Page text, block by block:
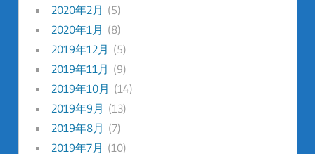
2020年2月 (5)
2020年1月 (8)
2019年12月 (5)
2019年11月 (9)
2019年10月 (14)
2019年9月 (13)
2019年8月 (7)
2019年7月 (10)